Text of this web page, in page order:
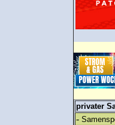
privater
-